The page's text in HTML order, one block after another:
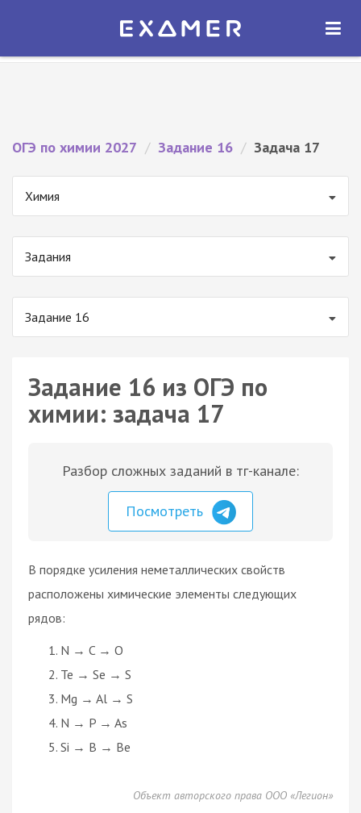
Экзамер — ЕГЭ 2027
ОТКРЫТЬ
ОГЭ по химии 2027 / Задание 16 / Задача 17
Химия
Задания
Задание 16
Задание 16 из ОГЭ по
химии: задача 17
Разбор сложных заданий в тг-канале:
Посмотреть
В порядке усиления неметаллических свойств
расположены химические элементы следующих
рядов:
N → C → O
Te → Se → S
Mg → Al → S
N → P → As
Si → В → Be
Объект авторского права ООО «Легион»